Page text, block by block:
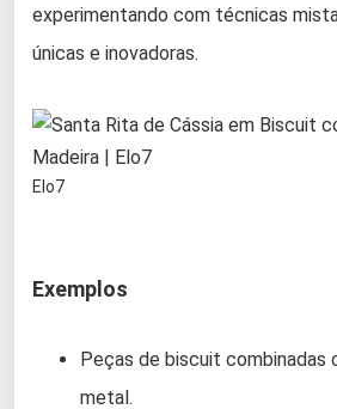
experimentando com técnicas
únicas e inovadoras.
Elo7
Exemplos
Peças de biscuit combinadas
metal.